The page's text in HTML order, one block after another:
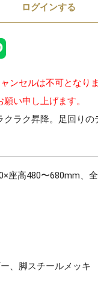
ログインする
ンセルは不可となり
い申し上げます。
クラク昇降。足回りの
座高480〜680mm、
、脚スチールメッキ